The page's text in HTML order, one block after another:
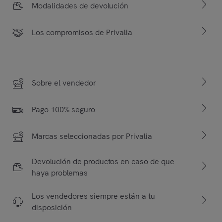
Modalidades de devolución
Los compromisos de Privalia
Sobre el vendedor
Pago 100% seguro
Marcas seleccionadas por Privalia
Devolución de productos en caso de que
haya problemas
Los vendedores siempre están a tu
disposición